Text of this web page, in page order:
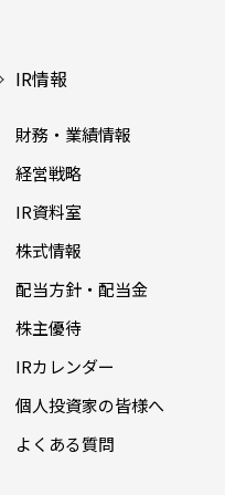
IR情報
財務・業績情報
経営戦略
IR資料室
株式情報
配当方針・配当金
株主優待
IRカレンダー
個人投資家の皆様へ
よくある質問